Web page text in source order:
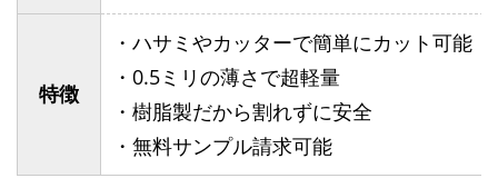
特徴
・ハサミやカッターで簡単にカット可能
・0.5ミリの薄さで超軽量
・樹脂製だから割れずに安全
・無料サンプル請求可能